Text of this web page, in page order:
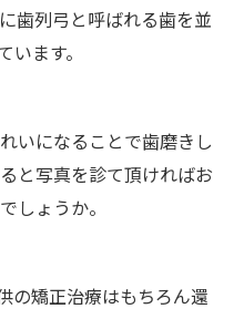
歯列弓と呼ばれる歯を並
ます。
いになることで歯磨きし
と写真を診て頂ければお
しょうか。
の矯正治療はもちろん還